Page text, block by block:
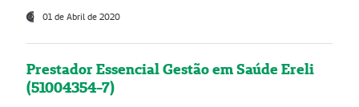
01 de Abril de 2020
Prestador Essencial Gestão em Saúde Ereli
(51004354-7)